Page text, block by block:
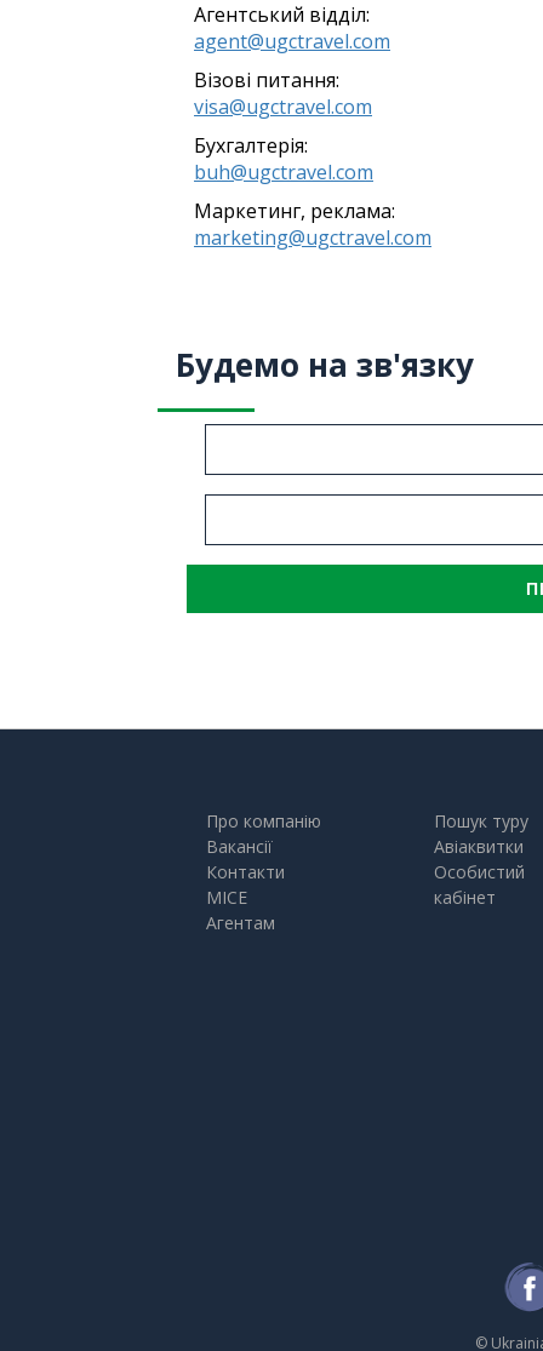
Агентський відділ:
agent@ugctravel.com
Візові питання:
visa@ugctravel.com
Бухгалтерія:
buh@ugctravel.com
Маркетинг, реклама:
marketing@ugctravel.com
Будемо на зв'язку
Про компанію
Вакансії
Контакти
MICE
Агентам
Пошук туру
Авіаквитки
Особистий
кабінет
©